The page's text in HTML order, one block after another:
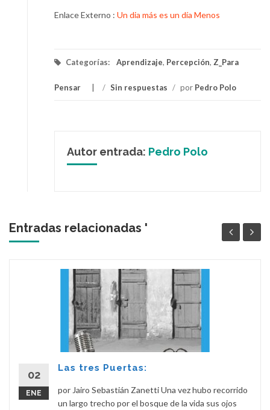
Enlace Externo : Un dia más es un día Menos
Categorías: Aprendizaje, Percepción, Z_Para
Pensar / Sin respuestas / por Pedro Polo
Autor entrada: Pedro Polo
Entradas relacionadas '
02
ENE
Las tres Puertas:
por Jairo Sebastián Zanetti Una vez hubo recorrido
un largo trecho por el bosque de la vida sus ojos